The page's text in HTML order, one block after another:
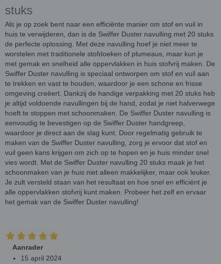
stuks
Als je op zoek bent naar een efficiënte manier om stof en vuil in
huis te verwijderen, dan is de Swiffer Duster navulling met 20 stuks
de perfecte oplossing. Met deze navulling hoef je niet meer te
worstelen met traditionele stofdoeken of plumeaus, maar kun je
met gemak en snelheid alle oppervlakken in huis stofvrij maken. De
Swiffer Duster navulling is speciaal ontworpen om stof en vuil aan
te trekken en vast te houden, waardoor je een schone en frisse
omgeving creëert. Dankzij de handige verpakking met 20 stuks heb
je altijd voldoende navullingen bij de hand, zodat je niet halverwege
hoeft te stoppen met schoonmaken. De Swiffer Duster navulling is
eenvoudig te bevestigen op de Swiffer Duster handgreep,
waardoor je direct aan de slag kunt. Door regelmatig gebruik te
maken van de Swiffer Duster navulling, zorg je ervoor dat stof en
vuil geen kans krijgen om zich op te hopen en je huis minder snel
vies wordt. Met de Swiffer Duster navulling 20 stuks maak je het
schoonmaken van je huis niet alleen makkelijker, maar ook leuker.
Je zult versteld staan van het resultaat en hoe snel en efficiënt je
alle oppervlakken stofvrij kunt maken. Probeer het zelf en ervaar
het gemak van de Swiffer Duster navulling!
Aanrader
15 april 2024